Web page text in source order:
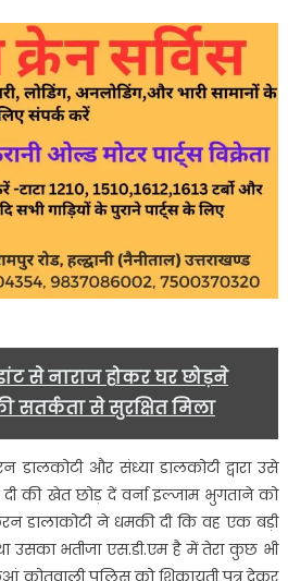
से नाराज होकर घर छोड़ने
सतर्कता से सुरक्षित मिला
और संध्या डालकोटी द्वारा उसे
की खेत छोड़ दें वर्ना इल्जाम भुगताने को
डालाकोटी ने धमकी दी कि वह एक बड़ी
उसका भतीजा एस.डी.एम है में तेरा कुछ भी